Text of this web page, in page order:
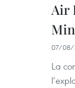
Air
07/08/
La